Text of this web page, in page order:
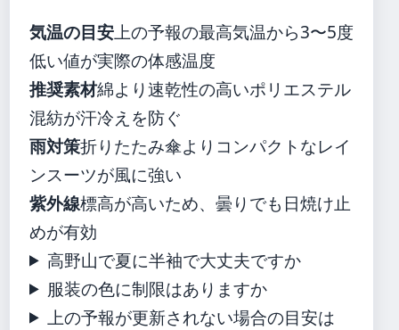
気温の目安上の予報の最高気温から3〜5度
低い値が実際の体感温度
推奨素材綿より速乾性の高いポリエステル
混紡が汗冷えを防ぐ
雨対策折りたたみ傘よりコンパクトなレイ
ンスーツが風に強い
紫外線標高が高いため、曇りでも日焼け止
めが有効
高野山で夏に半袖で大丈夫ですか
服装の色に制限はありますか
上の予報が更新されない場合の目安は